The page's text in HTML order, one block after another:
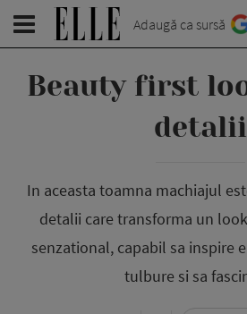
Adaugă ca sursă
Beauty first
detalii
In aceasta toamna machiajul
detalii care transforma un
senzational, capabil sa inspire
tulbure si sa